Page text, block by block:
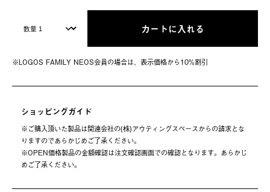
カートに入れる
※LOGOS FAMILY NEOS会員の場合は、表⽰価格から10%割引
ショッピングガイド
※ご購⼊頂いた製品は関連会社の(株)アウティングスペースからの請求とな
りますのであらかじめご了承ください。
※OPEN価格製品の⾦額確認は注⽂確認画⾯での確認となります。あらかじ
めご了承ください。